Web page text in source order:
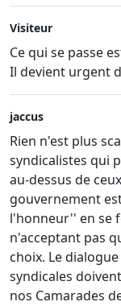
Visiteur
Ce qui se passe
Il devient urgent
jaccus
Rien n'est plus
syndicalistes qui
au-dessus de
gouvernement
l'honneur'' en se
n'acceptant pas
choix. Le
syndicales
nos Camarades